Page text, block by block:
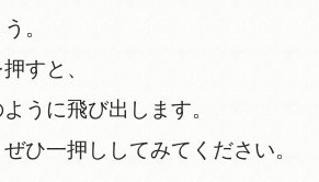
。
すと、
うに飛び出します。
ひ一押ししてみてください。